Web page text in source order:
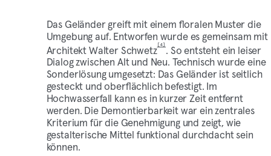
Das Geländer greift mit einem floralen Muster die
Umgebung auf. Entworfen wurde es gemeinsam mit
Architekt Walter Schwetz[4] . So entsteht ein leiser
Dialog zwischen Alt und Neu. Technisch wurde eine
Sonderlösung umgesetzt: Das Geländer ist seitlich
gesteckt und oberflächlich befestigt. Im
Hochwasserfall kann es in kurzer Zeit entfernt
werden. Die Demontierbarkeit war ein zentrales
Kriterium für die Genehmigung und zeigt, wie
gestalterische Mittel funktional durchdacht sein
können.